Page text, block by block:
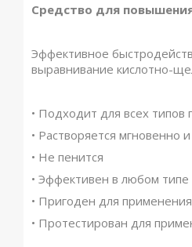
Средство для
Эффективное
выравнивание кислотно-
•­ Подходит для всех
•­ Растворяется мгновенно
•­ Не пенится
•­ Эффективен в любом
•­ Пригоден для
•­ Протестирован для